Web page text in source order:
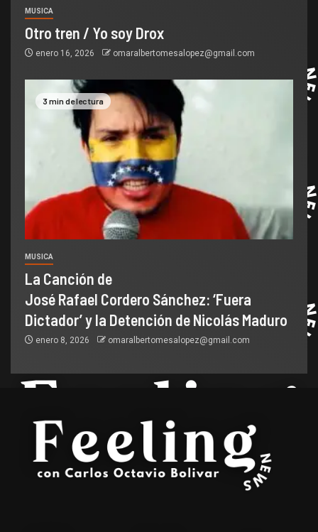
MUSICA
Otro tren / Yo soy Drox
enero 16, 2026 omaralbertomesalopez@gmail.com
3 min de lectura
MUSICA
La Canción de
José Rafael Cordero Sánchez: ‘Fuera
Dictador’ y la Detención de Nicolás Maduro
enero 8, 2026 omaralbertomesalopez@gmail.com